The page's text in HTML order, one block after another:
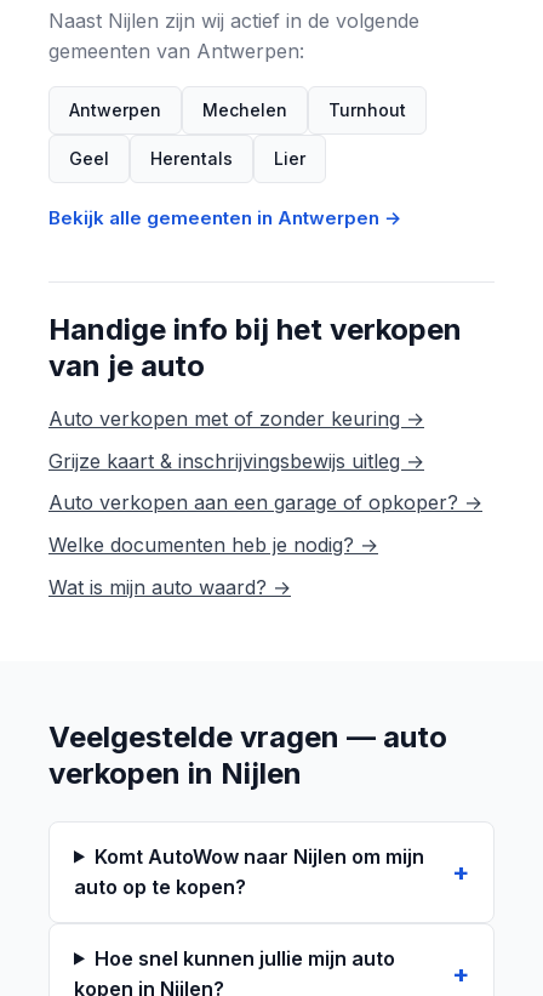
Naast Nijlen zijn wij actief in de volgende
gemeenten van Antwerpen:
Antwerpen Mechelen Turnhout
Geel Herentals Lier
Bekijk alle gemeenten in Antwerpen →
Handige info bij het verkopen
van je auto
Auto verkopen met of zonder keuring →
Grijze kaart & inschrijvingsbewijs uitleg →
Auto verkopen aan een garage of opkoper? →
Welke documenten heb je nodig? →
Wat is mijn auto waard? →
Veelgestelde vragen — auto
verkopen in Nijlen
Komt AutoWow naar Nijlen om mijn
auto op te kopen?
Hoe snel kunnen jullie mijn auto
kopen in Nijlen?